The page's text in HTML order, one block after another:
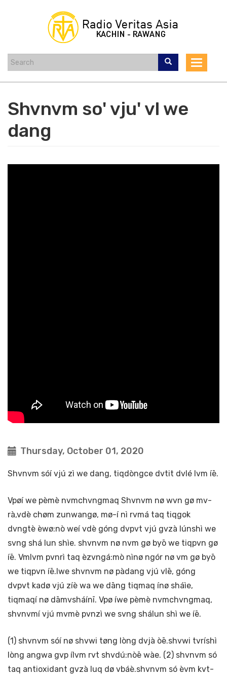
Toggle
Shvnvm so' vju' vl we
dang
Thursday, October 01, 2020
Shvnvm sóí vjú zì we dang, tiqdòngce dvtit dvlé lvm íē.
Vpøí we pèmè nvmchvngmaq Shvnvm nø wvn gø mv-
rà,vdè chøm zunwangø, mø-í nì rvmá taq tiqgok
dvngtè èwø:nò weí vdè góng dvpvt vjú gvzà lúnshì we
svng shá lun shìe. shvnvm nø nvm gø byō we tiqpvn gø
íē. Vmlvm pvnrì taq èzvngá:mò nìnø ngór nø vm gø byō
we tiqpvn íē.Iwe shvnvm nø pàdang vjú vlē, góng
dvpvt kadø vjú zíè wa we dāng tiqmaq ínø sháìe,
tiqmaqí nø dāmvsháínī. Vpø íwe pèmè nvmchvngmaq,
shvnvmí vjú mvmè pvnzì we svng shálun shì we íē.
(1) shvnvm sóí nø shvwi tøng lòng dvjà òē.shvwi tvríshì
lòng angwa gvp ílvm rvt shvdú:nòē wàe. (2) shvnvm só
taq antioxidant gvzà luq dø vbáè.shvnvm só èvm kvt-